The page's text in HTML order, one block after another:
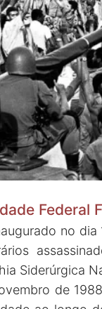
Federal
no
Siderúrgica
de